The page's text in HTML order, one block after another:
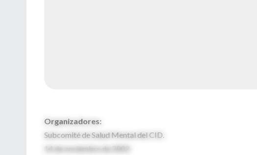
Organizadores:
Subcomité de Salud Mental del CID.
14 de noviembre de 2003